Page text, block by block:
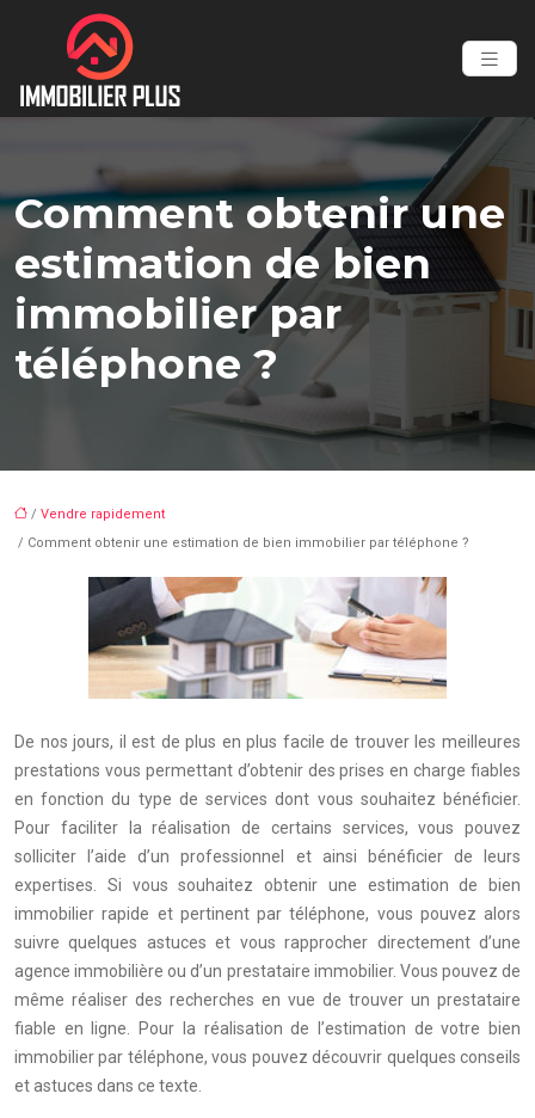
Comment obtenir une
estimation de bien
immobilier par
téléphone ?
/ Vendre rapidement
/ Comment obtenir une estimation de bien immobilier par téléphone ?
De nos jours, il est de plus en plus facile de trouver les meilleures
prestations vous permettant d’obtenir des prises en charge fiables
en fonction du type de services dont vous souhaitez bénéficier.
Pour faciliter la réalisation de certains services, vous pouvez
solliciter l’aide d’un professionnel et ainsi bénéficier de leurs
expertises. Si vous souhaitez obtenir une estimation de bien
immobilier rapide et pertinent par téléphone, vous pouvez alors
suivre quelques astuces et vous rapprocher directement d’une
agence immobilière ou d’un prestataire immobilier. Vous pouvez de
même réaliser des recherches en vue de trouver un prestataire
fiable en ligne. Pour la réalisation de l’estimation de votre bien
immobilier par téléphone, vous pouvez découvrir quelques conseils
et astuces dans ce texte.